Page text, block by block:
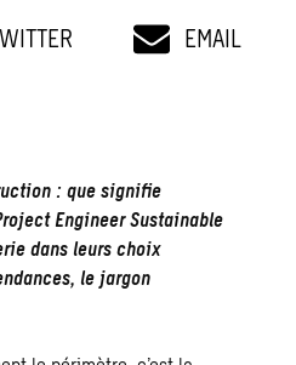
EMAIL
: que signifie
Engineer Sustainable
dans leurs choix
le jargon